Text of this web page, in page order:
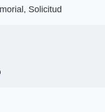
Solicitud